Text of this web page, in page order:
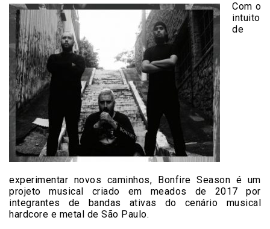
Com o
intuito
de
experimentar novos caminhos, Bonfire Season é um
projeto musical criado em meados de 2017 por
integrantes de bandas ativas do cenário musical
hardcore e metal de São Paulo.